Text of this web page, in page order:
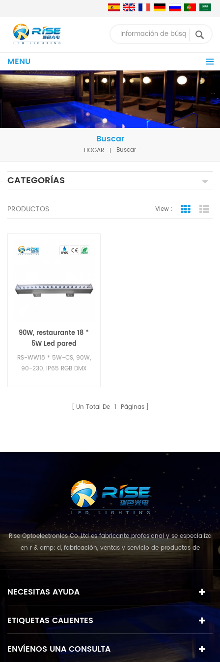
MENU
Buscar
HOGAR Buscar
CATEGORÍAS
PRODUCTOS View : Grid View
90W, restaurante 18 *
5W Led pared
arandela iluminación
RS-WW18 * 5W-CS, 90W,
90-230, IP65 RGB DMX
Un Total De 1 Páginas
Rise Optoelectronics Co.,Ltd es fabricante profesional y se especializa
en r & amp; d, fabricación, ventas y servicio de productos de
iluminación led, con una amplia variedad de unidades de
iluminación para uso residencial, comercial y de paisaje. con el
destacado", que combina u...
NECESITAS AYUDA
ETIQUETAS CALIENTES
ENVÍENOS UNA CONSULTA